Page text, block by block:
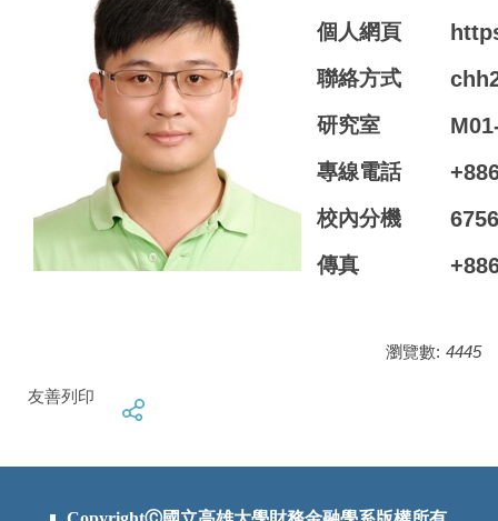
個人網頁
聯絡方式
研究室
專線電話
校內分機 6756
傳真
瀏覽數: 4445
友善列印